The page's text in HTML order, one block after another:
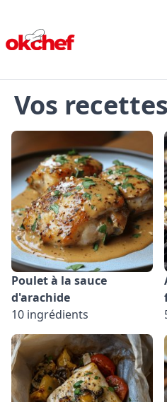
Vos
Poulet à la sauce
d'arachide
10 ingrédients